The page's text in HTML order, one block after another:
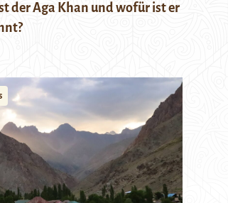
der Aga Khan und wofür ist er